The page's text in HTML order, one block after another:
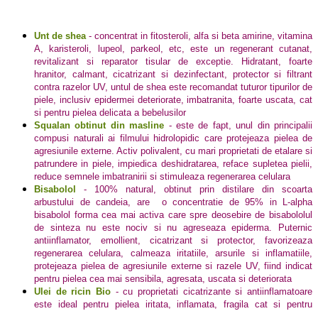
Unt de shea - concentrat in fitosteroli, alfa si beta amirine, vitamina
A, karisteroli, lupeol, parkeol, etc, este un regenerant cutanat,
revitalizant si reparator tisular de exceptie. Hidratant, foarte
hranitor, calmant, cicatrizant si dezinfectant, protector si filtrant
contra razelor UV, untul de shea este recomandat tuturor tipurilor de
piele, inclusiv epidermei deteriorate, imbatranita, foarte uscata, cat
si pentru pielea delicata a bebelusilor
Squalan obtinut din masline - este de fapt, unul din principalii
compusi naturali ai filmului hidrolopidic care protejeaza pielea de
agresiunile externe. Activ polivalent, cu mari proprietati de etalare si
patrundere in piele, impiedica deshidratarea, reface supletea pielii,
reduce semnele imbatranirii si stimuleaza regenerarea celulara
Bisabolol - 100% natural, obtinut prin distilare din scoarta
arbustului de candeia, are o concentratie de 95% in L-alpha
bisabolol forma cea mai activa care spre deosebire de bisabololul
de sinteza nu este nociv si nu agreseaza epiderma. Puternic
antiinflamator, emollient, cicatrizant si protector, favorizeaza
regenerarea celulara, calmeaza iritatiile, arsurile si inflamatiile,
protejeaza pielea de agresiunile externe si razele UV, fiind indicat
pentru pielea cea mai sensibila, agresata, uscata si deteriorata
Ulei de ricin Bio - cu proprietati cicatrizante si antiinflamatoare
este ideal pentru pielea iritata, inflamata, fragila cat si pentru